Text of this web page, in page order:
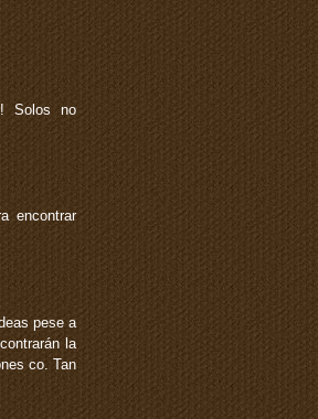
Solos no
encontrar
pese a
la
co. Tan